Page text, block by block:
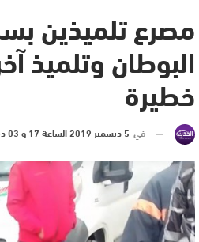
مصرع تلميذين
البوطان وتلميذ
خطيرة
في 5 ديسمبر 2019 الساعة 17 و 03 دقيقة